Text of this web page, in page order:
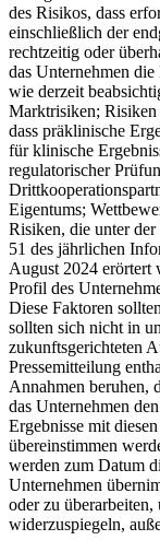
des Risikos, dass
einschließlich der
rechtzeitig oder
das Unternehmen
wie derzeit
Marktrisiken; Risiken
dass präklinische
für klinische
regulatorischer
Eigentums;
Risiken, die unter
51 des jährlichen
August 2024
Profil des
Diese Faktoren
sollten sich nicht in
zukunftsgerichteten
Pressemitteilung
Annahmen beruhen,
das Unternehmen
Ergebnisse mit
übereinstimmen
werden zum Datum
Unternehmen
oder zu überarbeiten,
widerzuspiegeln,